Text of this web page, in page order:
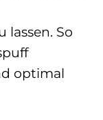
So
optimal